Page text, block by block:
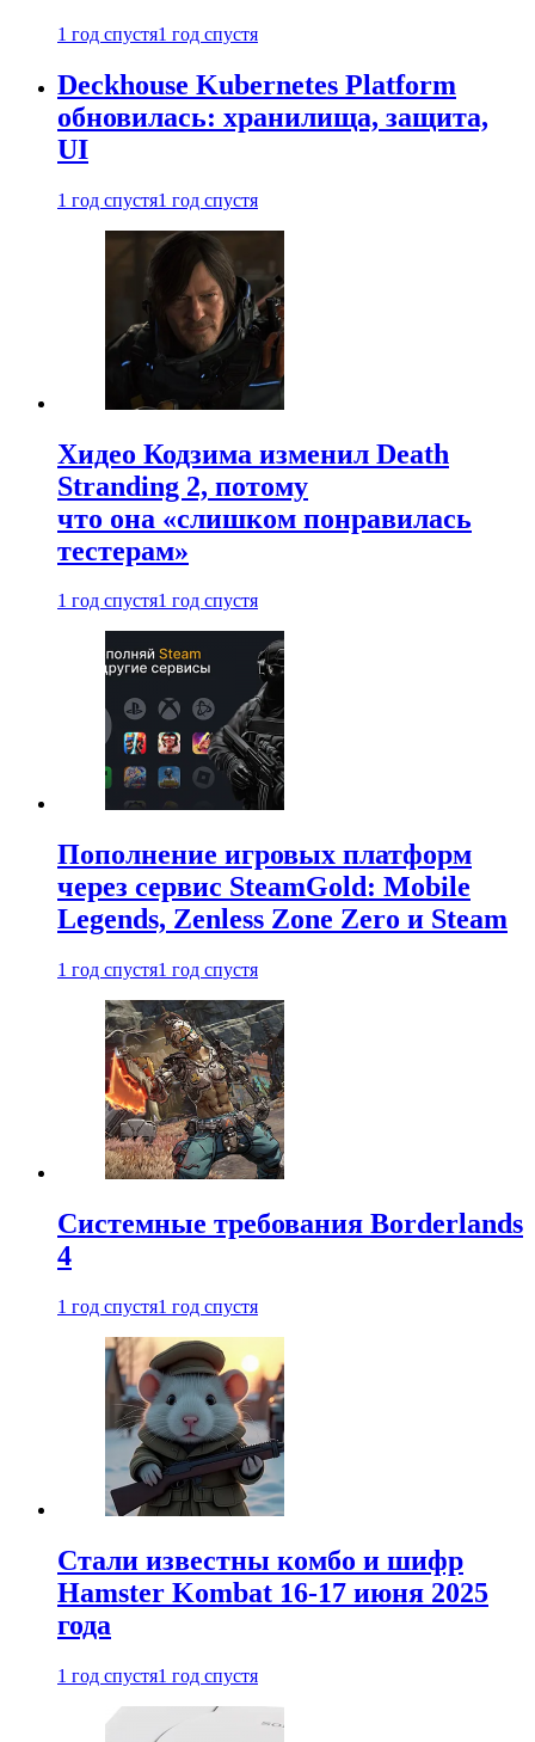
1 год спустя1 год спустя
Deckhouse Kubernetes Platform
обновилась: хранилища, защита,
UI
1 год спустя1 год спустя
Хидео Кодзима изменил Death
Stranding 2, потому
что она «слишком понравилась
тестерам»
1 год спустя1 год спустя
Пополнение игровых платформ
через сервис SteamGold: Mobile
Legends, Zenless Zone Zero и Steam
1 год спустя1 год спустя
Системные требования Borderlands
4
1 год спустя1 год спустя
Стали известны комбо и шифр
Hamster Kombat 16-17 июня 2025
года
1 год спустя1 год спустя